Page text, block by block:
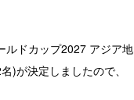
ルドカップ2027 アジア地
)が決定しましたので、